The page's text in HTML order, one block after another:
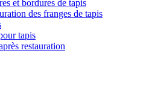
et bordures de tapis
des franges de tapis
tapis
restauration